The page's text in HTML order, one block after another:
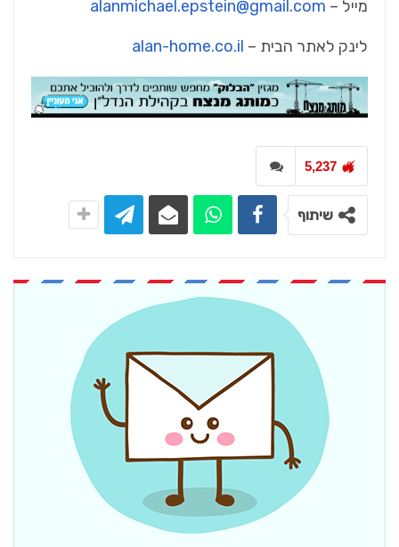
מייל – alanmichael.epstein@gmail.com
לינק לאתר הבית – alan-home.co.il
5,237
שיתוף